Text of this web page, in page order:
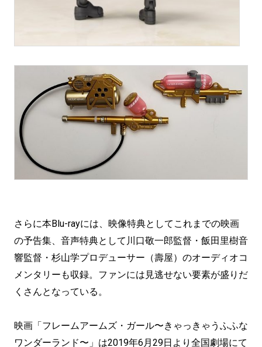
さらに本Blu-rayには、映像特典としてこれまでの映画
の予告集、音声特典として川口敬一郎監督・飯田里樹音
響監督・杉山学プロデューサー（壽屋）のオーディオコ
メンタリーも収録。ファンには見逃せない要素が盛りだ
くさんとなっている。
映画「フレームアームズ・ガール〜きゃっきゃうふふな
ワンダーランド〜」は2019年6月29日より全国劇場にて